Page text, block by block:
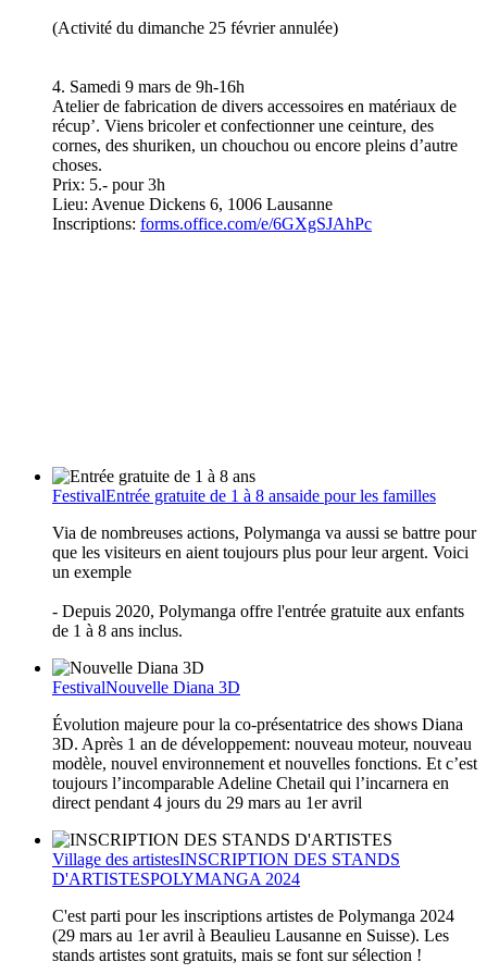
(Activité du dimanche 25 février annulée)
4. Samedi 9 mars de 9h-16h
Atelier de fabrication de divers accessoires en matériaux de
récup’. Viens bricoler et confectionner une ceinture, des
cornes, des shuriken, un chouchou ou encore pleins d’autre
choses.
Prix: 5.- pour 3h
Lieu: Avenue Dickens 6, 1006 Lausanne
Inscriptions: forms.office.com/e/6GXgSJAhPc
FestivalEntrée gratuite de 1 à 8 ansaide pour les familles
Via de nombreuses actions, Polymanga va aussi se battre pour
que les visiteurs en aient toujours plus pour leur argent. Voici
un exemple
- Depuis 2020, Polymanga offre l'entrée gratuite aux enfants
de 1 à 8 ans inclus.
FestivalNouvelle Diana 3D
Évolution majeure pour la co-présentatrice des shows Diana
3D. Après 1 an de développement: nouveau moteur, nouveau
modèle, nouvel environnement et nouvelles fonctions. Et c’est
toujours l’incomparable Adeline Chetail qui l’incarnera en
direct pendant 4 jours du 29 mars au 1er avril
Village des artistesINSCRIPTION DES STANDS
D'ARTISTESPOLYMANGA 2024
C'est parti pour les inscriptions artistes de Polymanga 2024
(29 mars au 1er avril à Beaulieu Lausanne en Suisse). Les
stands artistes sont gratuits, mais se font sur sélection !